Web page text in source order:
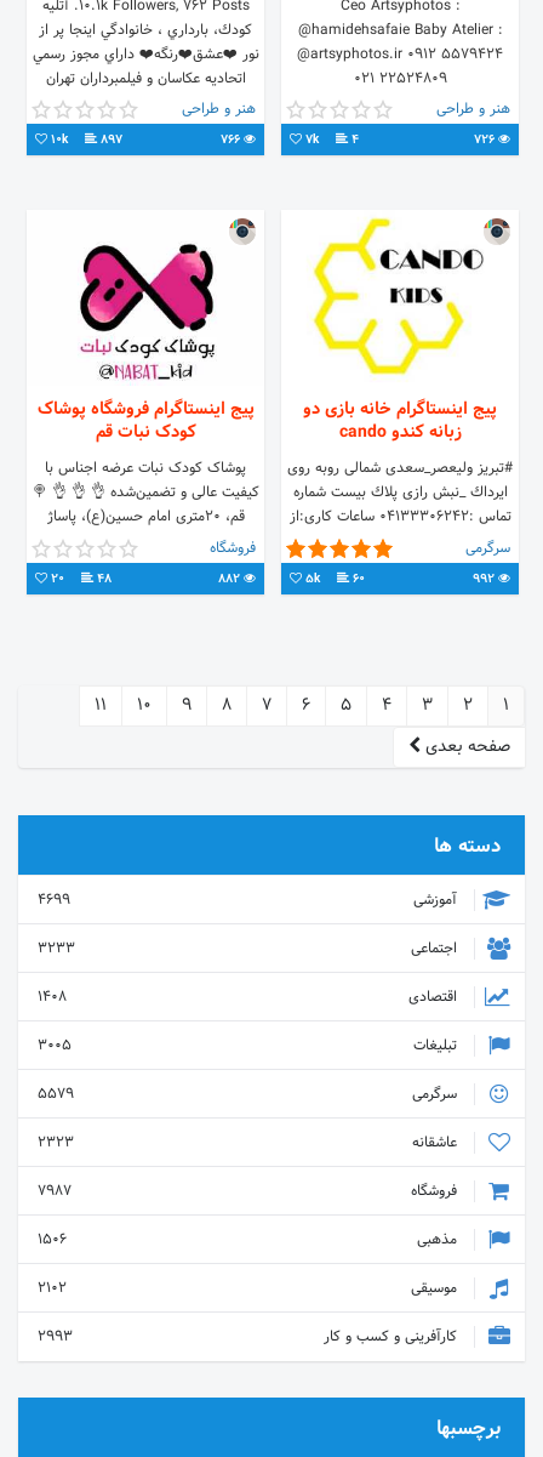
Ceo Artsyphotos :
@hamidehsafaie Baby Atelier :
@artsyphotos.ir 0912 5579424
021 22524809
هنر و طراحی
4
7k
10.1k Followers, 762 Posts. آتليه
كودك، بارداري ، خانوادگي اينجا پر از
نور ❤️عشق❤️رنگه❤️ داراي مجوز رسمي
اتحاديه عكاسان و فيلمبرداران تهران
۰۹۱۲ ۵۵۷ ۹۴ ۲۴ - ۲۲۵ ٢٤٨٠٩
هنر و طراحی
897
10k
پیج اینستاگرام خانه بازى دو
زبانه كندو cando
#تبريز وليعصر_سعدى شمالى روبه روى
ايرداك _نبش رازى پلاك بيست شماره
تماس :04133306242 ساعات كارى:از
٧ صبح الى٢١ شب مدير و مؤسس
:مهتاب رجبى
سرگرمی
60
5k
پیج اینستاگرام فروشگاه پوشاک
کودک نبات قم
پوشاک کودک نبات عرضه اجناس با
کیفیت عالی و تضمین‌شده 👌 👌 👌 🍭
قم، ۲۰متری امام حسین(ع)، پاساژ
الماس کویر، طبقه پایین 🚚 ارسال به
سراسر کشور
فروشگاه
48
20
1
2
3
4
5
6
7
8
9
10
11
صفحه بعدی
دسته ها
آموزشی
4699
اجتماعی
3233
اقتصادی
1408
تبلیغات
3005
سرگرمی
5579
عاشقانه
2323
فروشگاه
7987
مذهبی
1506
موسیقی
2102
کارآفرینی و کسب و کار
2993
برچسبها